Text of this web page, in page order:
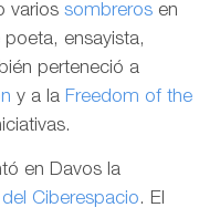
variossombreros en
ensayista,
perteneció a
y a la Freedom of the
en Davos la
Ciberespacio. El